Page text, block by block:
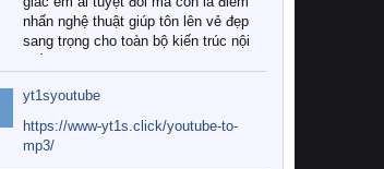
nhấn nghệ thuật giúp tôn lên vẻ đẹp
sang trọng cho toàn bộ kiến trúc nội
Tuy nhiên, giữa thị trường đa dạng
với vô vàn thương hiệu và mẫu mã
như hiện nay, làm thế nào để chọn
được những bộ chăn ga gối đệm cao
yt1syoutube
https://www-yt1s.click/youtube-to-
mp3/